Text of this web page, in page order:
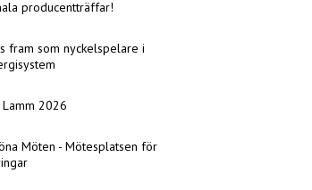
producentträffar!
fram som nyckelspelare i
2026
Möten - Mötesplatsen för